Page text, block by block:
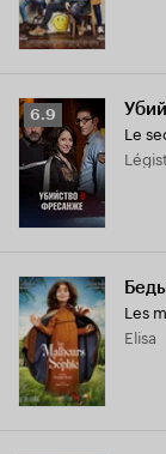
Рейтинг
Кинопоиска
6.9
6.9
Le
Les
Elisa